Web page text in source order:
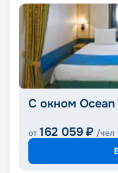
С окном
от 162 059 ₽ /чел